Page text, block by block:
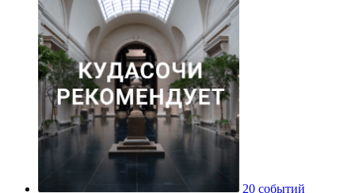
20 событий